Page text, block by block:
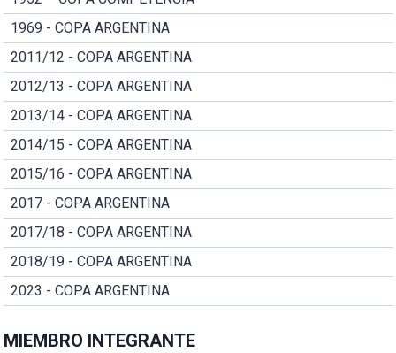
1969 - COPA ARGENTINA
2011/12 - COPA ARGENTINA
2012/13 - COPA ARGENTINA
2013/14 - COPA ARGENTINA
2014/15 - COPA ARGENTINA
2015/16 - COPA ARGENTINA
2017 - COPA ARGENTINA
2017/18 - COPA ARGENTINA
2018/19 - COPA ARGENTINA
2023 - COPA ARGENTINA
MIEMBRO INTEGRANTE